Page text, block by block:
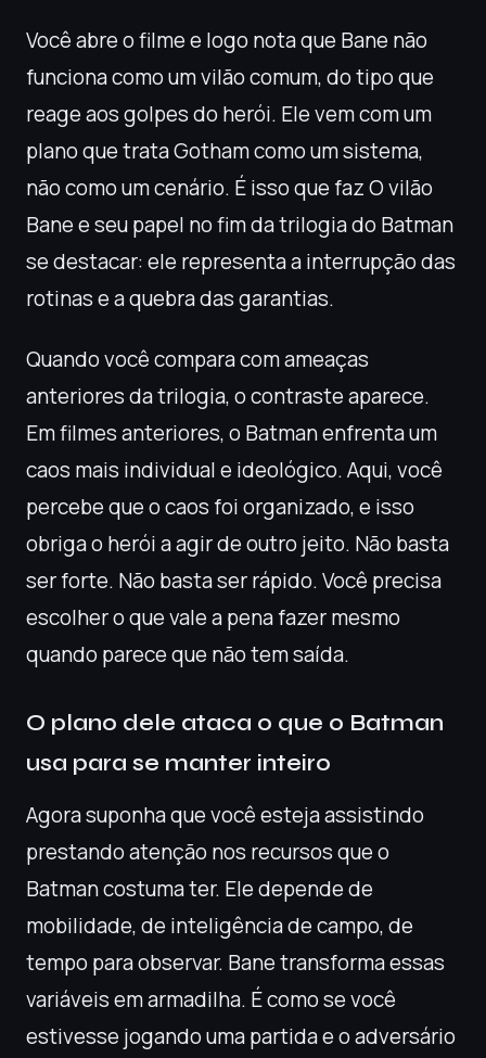
Você abre o filme e logo nota que Bane não
funciona como um vilão comum, do tipo que
reage aos golpes do herói. Ele vem com um
plano que trata Gotham como um sistema,
não como um cenário. É isso que faz O vilão
Bane e seu papel no fim da trilogia do Batman
se destacar: ele representa a interrupção das
rotinas e a quebra das garantias.
Quando você compara com ameaças
anteriores da trilogia, o contraste aparece.
Em filmes anteriores, o Batman enfrenta um
caos mais individual e ideológico. Aqui, você
percebe que o caos foi organizado, e isso
obriga o herói a agir de outro jeito. Não basta
ser forte. Não basta ser rápido. Você precisa
escolher o que vale a pena fazer mesmo
quando parece que não tem saída.
O plano dele ataca o que o Batman
usa para se manter inteiro
Agora suponha que você esteja assistindo
prestando atenção nos recursos que o
Batman costuma ter. Ele depende de
mobilidade, de inteligência de campo, de
tempo para observar. Bane transforma essas
variáveis em armadilha. É como se você
estivesse jogando uma partida e o adversário